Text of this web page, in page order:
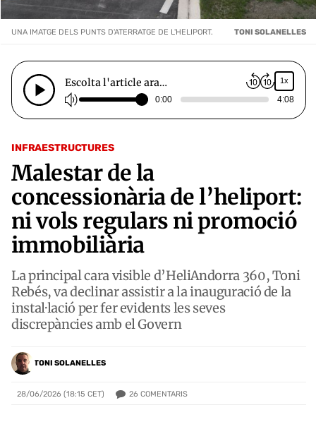
INFRAESTRUCTURES
Malestar de la
concessionària de l’heliport:
ni vols regulars ni promoció
immobiliària
La principal cara visible d’HeliAndorra 360, Toni
Rebés, va declinar assistir a la inauguració de la
instal·lació per fer evidents les seves
discrepàncies amb el Govern
TONI SOLANELLES
28/06/2026 (18:15 CET) 26 COMENTARIS
UNA IMATGE DELS PUNTS D'ATERRATGE DE L'HELIPORT. TONI SOLANELLES
Escolta l'article ara… 1x
0:00 4:08